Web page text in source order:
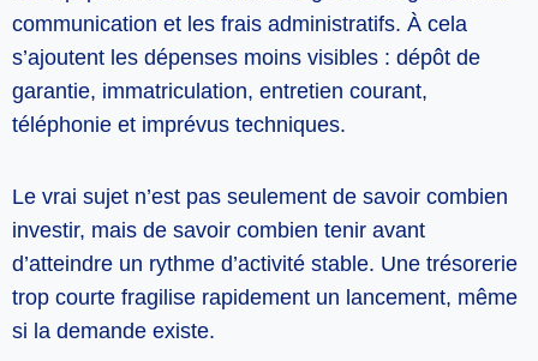
communication et les frais administratifs. À cela
s’ajoutent les dépenses moins visibles : dépôt de
garantie, immatriculation, entretien courant,
téléphonie et imprévus techniques.
Le vrai sujet n’est pas seulement de savoir combien
investir, mais de savoir combien tenir avant
d’atteindre un rythme d’activité stable. Une trésorerie
trop courte fragilise rapidement un lancement, même
si la demande existe.